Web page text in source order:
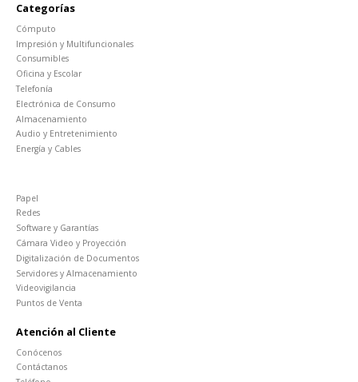
Categorías
Cómputo
Impresión y Multifuncionales
Consumibles
Oficina y Escolar
Telefonía
Electrónica de Consumo
Almacenamiento
Audio y Entretenimiento
Energía y Cables
Papel
Redes
Software y Garantías
Cámara Video y Proyección
Digitalización de Documentos
Servidores y Almacenamiento
Videovigilancia
Puntos de Venta
Atención al Cliente
Conócenos
Contáctanos